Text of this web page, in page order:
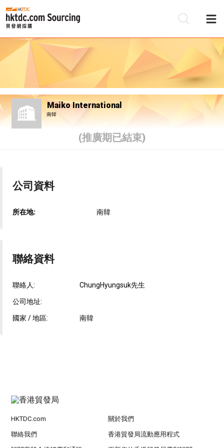
Maiko International
南韓
(推廣期已結束)
公司資料
所在地: 南韓
聯絡資料
聯絡人: ChungHyungsuk先生
公司地址:
國家 / 地區: 南韓
HKTDC.com 關於我們
聯絡我們 香港貿發局流動應用程式